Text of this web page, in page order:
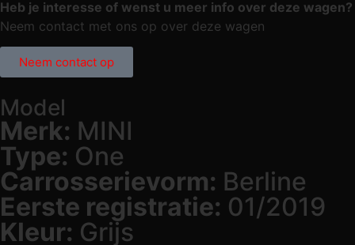
Heb je interesse of wenst u meer info over deze wagen?
Neem contact met ons op over deze wagen
Neem contact op
Model
Merk: MINI
Type: One
Carrosserievorm: Berline
Eerste registratie: 01/2019
Kleur: Grijs